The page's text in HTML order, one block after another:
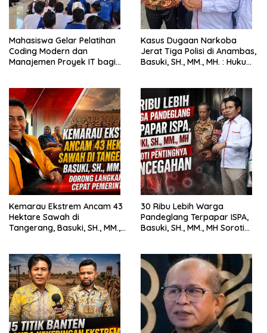
Mahasiswa Gelar Pelatihan
Coding Modern dan
Manajemen Proyek IT bagi
Kasus Dugaan Narkoba
Jerat Tiga Polisi di Anambas,
Basuki, SH., MM., MH. : Hukum
Kemarau Ekstrem Ancam 43
Hektare Sawah di
Tangerang, Basuki, SH., MM.,
30 Ribu Lebih Warga
Pandeglang Terpapar ISPA,
Basuki, SH., MM., MH Soroti